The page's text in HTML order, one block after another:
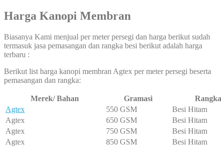
Harga Kanopi Membran
Biasanya Kami menjual per meter persegi dan harga berikut sudah
termasuk jasa pemasangan dan rangka besi berikut adalah harga
terbaru :
Berikut list harga kanopi membran Agtex per meter persegi beserta
pemasangan dan rangka:
Merek/ Bahan Gramasi
Rangka
Agtex
550 GSM
Besi Hitam
Agtex
650 GSM
Besi Hitam
Agtex
750 GSM
Besi Hitam
Agtex
850 GSM
Besi Hitam